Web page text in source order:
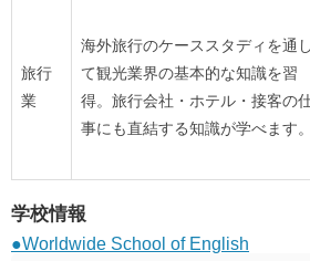
旅行
業
海外旅行のケーススタディを通し
て観光業界の基本的な知識を習
得。旅行会社・ホテル・接客の
事にも直結する知識が学べます。
学校情報
●Worldwide School of English